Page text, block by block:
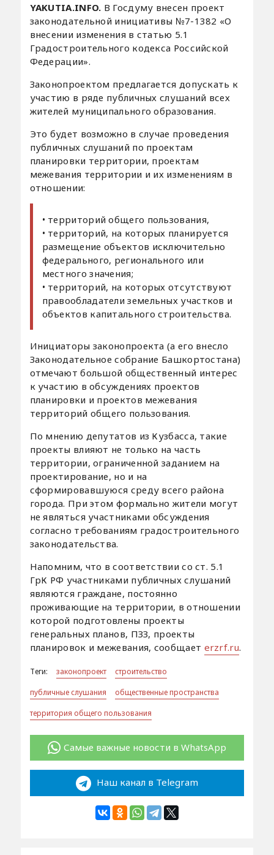
YAKUTIA.INFO. В Госдуму внесен проект
законодательной инициативы №7-1382 «О
внесении изменения в статью 5.1
Градостроительного кодекса Российской
Федерации».
Законопроектом предлагается допускать к
участию в ряде публичных слушаний всех
жителей муниципального образования.
Это будет возможно в случае проведения
публичных слушаний по проектам
планировки территории, проектам
межевания территории и их изменениям в
отношении:
• территорий общего пользования,
• территорий, на которых планируется
размещение объектов исключительно
федерального, регионального или
местного значения;
• территорий, на которых отсутствуют
правообладатели земельных участков и
объектов капитального строительства.
Инициаторы законопроекта (а его внесло
Законодательное собрание Башкортостана)
отмечают большой общественный интерес
к участию в обсуждениях проектов
планировки и проектов межевания
территорий общего пользования.
По мнению депутатов из Кузбасса, такие
проекты влияют не только на часть
территории, ограниченной заданием на
проектирование, но и на
сформировавшуюся среду всего района
города. При этом формально жители могут
не являться участниками обсуждения
согласно требованиям градостроительного
законодательства.
Напомним, что в соответствии со ст. 5.1
ГрК РФ участниками публичных слушаний
являются граждане, постоянно
проживающие на территории, в отношении
которой подготовлены проекты
генеральных планов, ПЗЗ, проекты
планировок и межевания, сообщает erzrf.ru.
Теги: законопроект
строительство
публичные слушания
общественные пространства
территория общего пользования
Самые важные новости в WhatsApp
Наш канал в Telegram